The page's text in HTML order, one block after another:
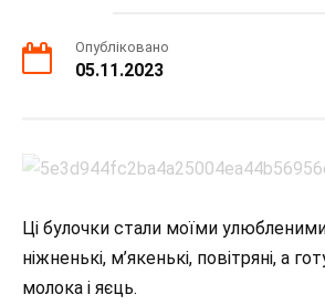
Опубліковано
05.11.2023
Ці булочки стали моїми
ніжненькі, м’якенькі, повітряні, а
молока і яєць.